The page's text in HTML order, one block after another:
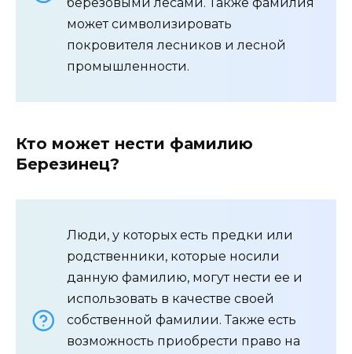
может символизировать
покровителя лесников и лесной
промышленности.
Кто может нести фамилию
Березинец?
Люди, у которых есть предки или
родственники, которые носили
данную фамилию, могут нести ее и
использовать в качестве своей
собственной фамилии. Также есть
возможность приобрести право на